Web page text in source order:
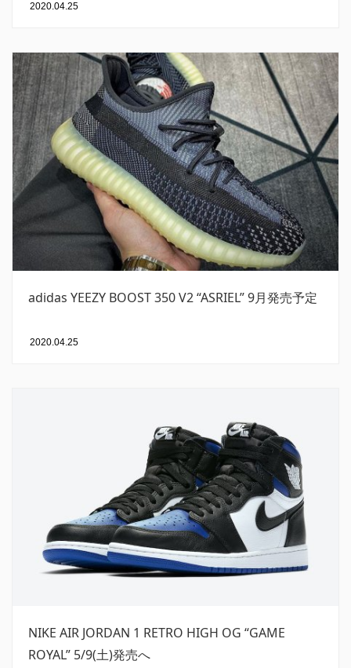
2020.04.25
adidas YEEZY BOOST 350 V2 “ASRIEL” 9月発売予定
2020.04.25
NIKE AIR JORDAN 1 RETRO HIGH OG “GAME
ROYAL” 5/9(土)発売へ